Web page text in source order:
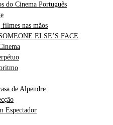
do Cinema Português
filmes nas mãos
ELSE’S FACE
de Alpendre
Espectador